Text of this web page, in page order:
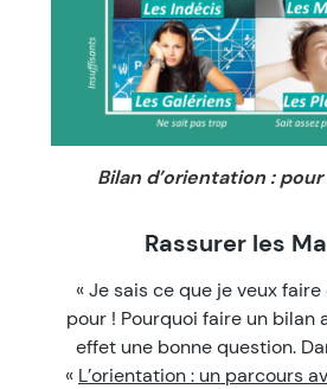
Bilan d’orientation :
Rassurer les
« Je sais ce que je veux faire
pour ! Pourquoi faire un bilan
effet une bonne question.
« L’orientation : un parcours